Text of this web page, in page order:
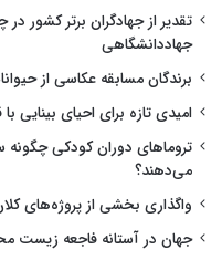
تقدیر از جهادگران برتر کشور
جهاددانشگاهی
برندگان مسابقه عکاسی از حیوانات خانگی
امیدی تازه برای احیای
تروماهای دوران کودکی چگونه
می‌دهند؟
واگذاری بخشی از پروژه‌های
جهان در آستانه فاجعه